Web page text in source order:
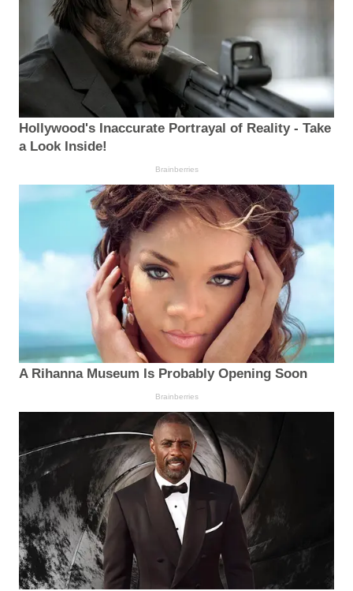
Hollywood's Inaccurate Portrayal of Reality - Take
a Look Inside!
Brainberries
A Rihanna Museum Is Probably Opening Soon
Brainberries